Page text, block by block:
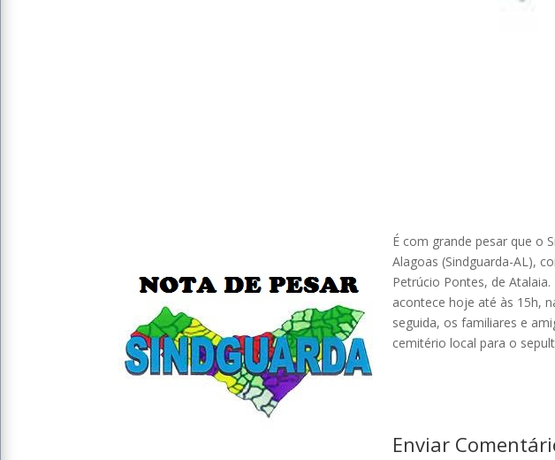
É com grande pesar que o
Alagoas (Sindguarda-AL),
Petrúcio Pontes, de
acontece hoje até às 15h,
seguida, os familiares e
cemitério local para o
Enviar